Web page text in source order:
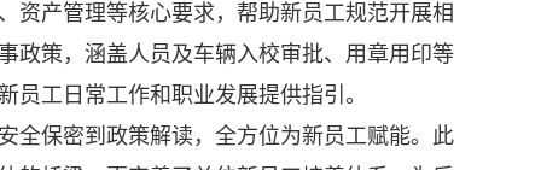
资产管理等核心要求，帮助新员工规范开展相
政策，涵盖人员及车辆入校审批、用章用印等
工日常工作和职业发展提供指引。
全保密到政策解读，全方位为新员工赋能。此